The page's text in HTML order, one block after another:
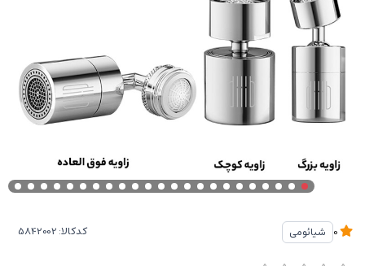
شیائومی کدکالا: